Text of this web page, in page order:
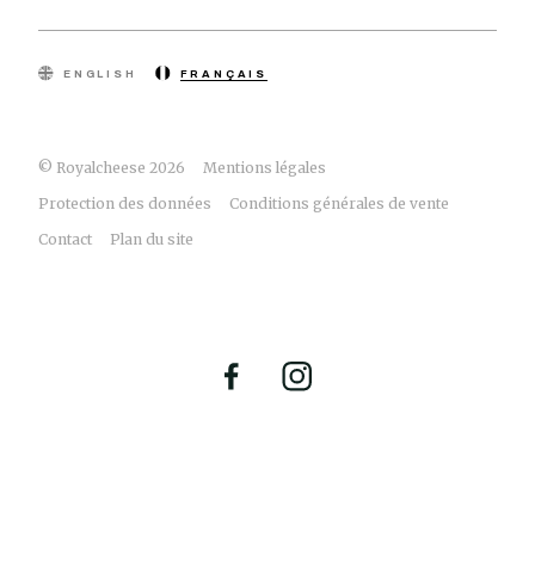
© Royalcheese 2026
Mentions légales
Protection des données
Conditions générales de vente
Contact
Plan du site
ENGLISH FRANÇAIS